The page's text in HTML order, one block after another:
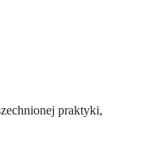
praktyki,